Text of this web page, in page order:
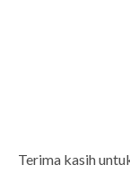
Terima kasih